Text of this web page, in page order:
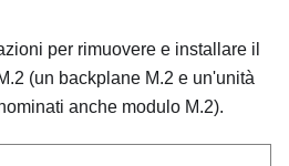
per rimuovere e installare il
(un backplane M.2 e un'unità
anche modulo M.2).